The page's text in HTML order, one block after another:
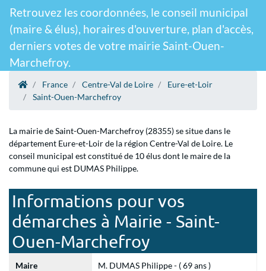
Retrouvez les coordonnées, le conseil municipal
(maire & élus), horaires d'ouverture, plan d'accès,
derniers votes de votre mairie Saint-Ouen-
Marchefroy.
France Centre-Val de Loire
Eure-et-Loir
Saint-Ouen-Marchefroy
La mairie de Saint-Ouen-Marchefroy (28355) se situe dans le
département Eure-et-Loir de la région Centre-Val de Loire. Le
conseil municipal est constitué de 10 élus dont le maire de la
commune qui est DUMAS Philippe.
Informations pour vos
démarches à Mairie - Saint-
Ouen-Marchefroy
Maire M. DUMAS Philippe - ( 69 ans )